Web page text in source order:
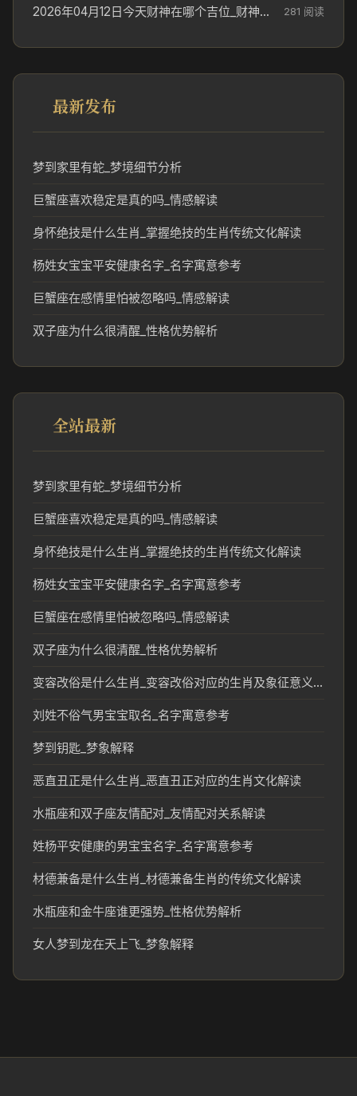
2026年04月12日今天财神在哪个吉位_财神方位参考 281 阅读
最新发布
梦到家里有蛇_梦境细节分析
巨蟹座喜欢稳定是真的吗_情感解读
身怀绝技是什么生肖_掌握绝技的生肖传统文化解读
杨姓女宝宝平安健康名字_名字寓意参考
巨蟹座在感情里怕被忽略吗_情感解读
双子座为什么很清醒_性格优势解析
全站最新
梦到家里有蛇_梦境细节分析
巨蟹座喜欢稳定是真的吗_情感解读
身怀绝技是什么生肖_掌握绝技的生肖传统文化解读
杨姓女宝宝平安健康名字_名字寓意参考
巨蟹座在感情里怕被忽略吗_情感解读
双子座为什么很清醒_性格优势解析
变容改俗是什么生肖_变容改俗对应的生肖及象征意义解析
刘姓不俗气男宝宝取名_名字寓意参考
梦到钥匙_梦象解释
恶直丑正是什么生肖_恶直丑正对应的生肖文化解读
水瓶座和双子座友情配对_友情配对关系解读
姓杨平安健康的男宝宝名字_名字寓意参考
材德兼备是什么生肖_材德兼备生肖的传统文化解读
水瓶座和金牛座谁更强势_性格优势解析
女人梦到龙在天上飞_梦象解释